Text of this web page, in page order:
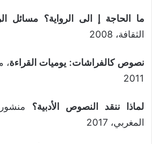
ما الحاجة إ الى الرواية؟ مسائل
الثقافة، 2008
نصوص كالفراشات: يوميات القراءة،
2011
لماذا ننقد النصوص الأدبية؟
المغربي، 2017